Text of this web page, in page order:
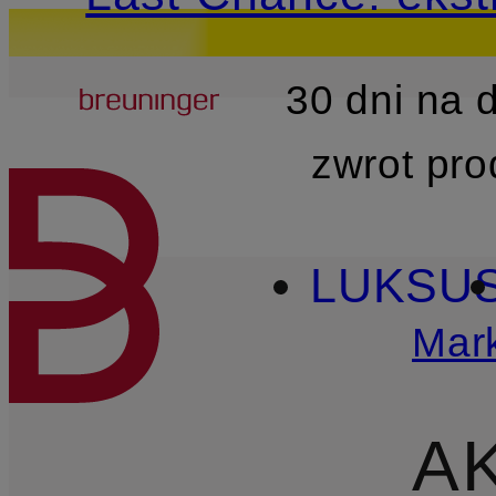
PRZEJDŹ DO GŁÓWNEJ
Breuninger
30 dni na
zwrot